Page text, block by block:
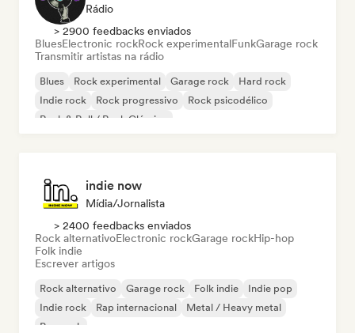
Rádio
> 2900 feedbacks enviados
BluesElectronic rockRock experimentalFunkGarage rock
Transmitir artistas na rádio
Blues Rock experimental Garage rock
Hard rock
Indie rock
Rock progressivo
Rock psicodélico
Rock & Roll / Rock Clássico
indie now
Mídia/Jornalista
> 2400 feedbacks enviados
Rock alternativoElectronic rockGarage rockHip-hop
Folk indie
Escrever artigos
Rock alternativo Garage rock Folk indie
Indie pop
Indie rock
Rap internacional
Metal / Heavy metal
Pop rock